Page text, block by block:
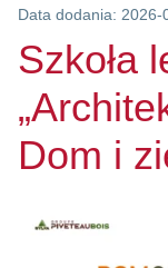
Data dodania: 2026-
Szkoła
Dom i